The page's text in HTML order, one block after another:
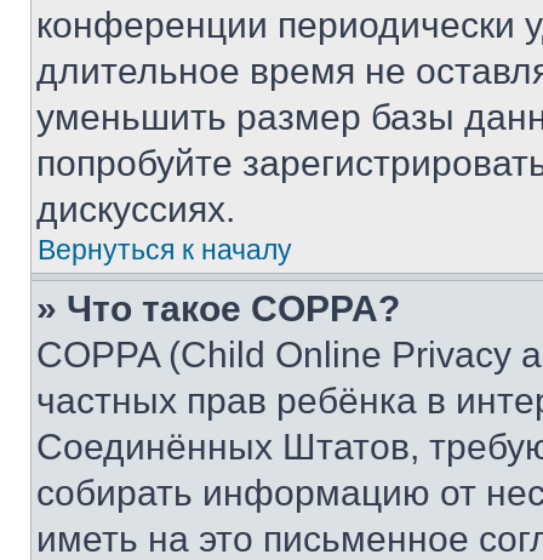
конференции периодически
длительное время не
уменьшить размер базы
попробуйте
дискуссиях.
Вернуться к началу
» Что такое COPPA?
COPPA (Child Online Privacy
частных прав ребёнка в
Соединённых Штатов,
собирать информацию от
иметь на это письменное